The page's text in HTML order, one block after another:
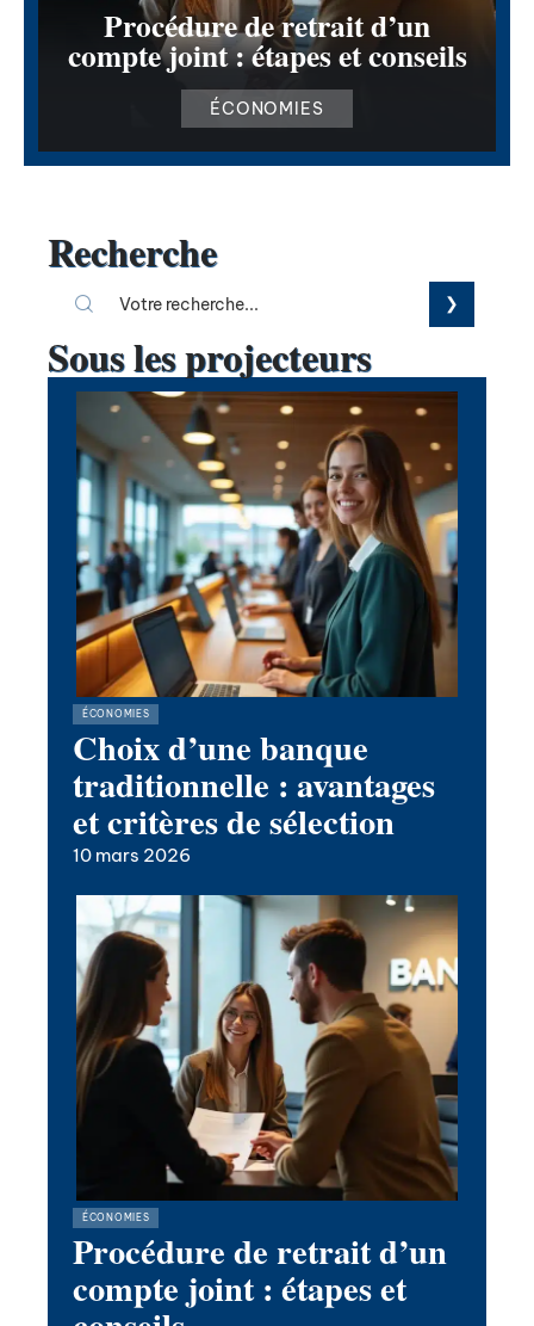
Procédure de retrait d’un
compte joint : étapes et conseils
ÉCONOMIES
Recherche
Sous les projecteurs
ÉCONOMIES
Choix d’une banque
traditionnelle : avantages
et critères de sélection
10 mars 2026
ÉCONOMIES
Procédure de retrait d’un
compte joint : étapes et